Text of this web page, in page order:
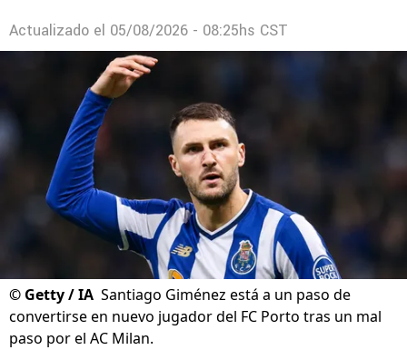
Actualizado el 05/08/2026 - 08:25hs CST
© Getty / IA Santiago Giménez está a un paso de
convertirse en nuevo jugador del FC Porto tras un mal
paso por el AC Milan.